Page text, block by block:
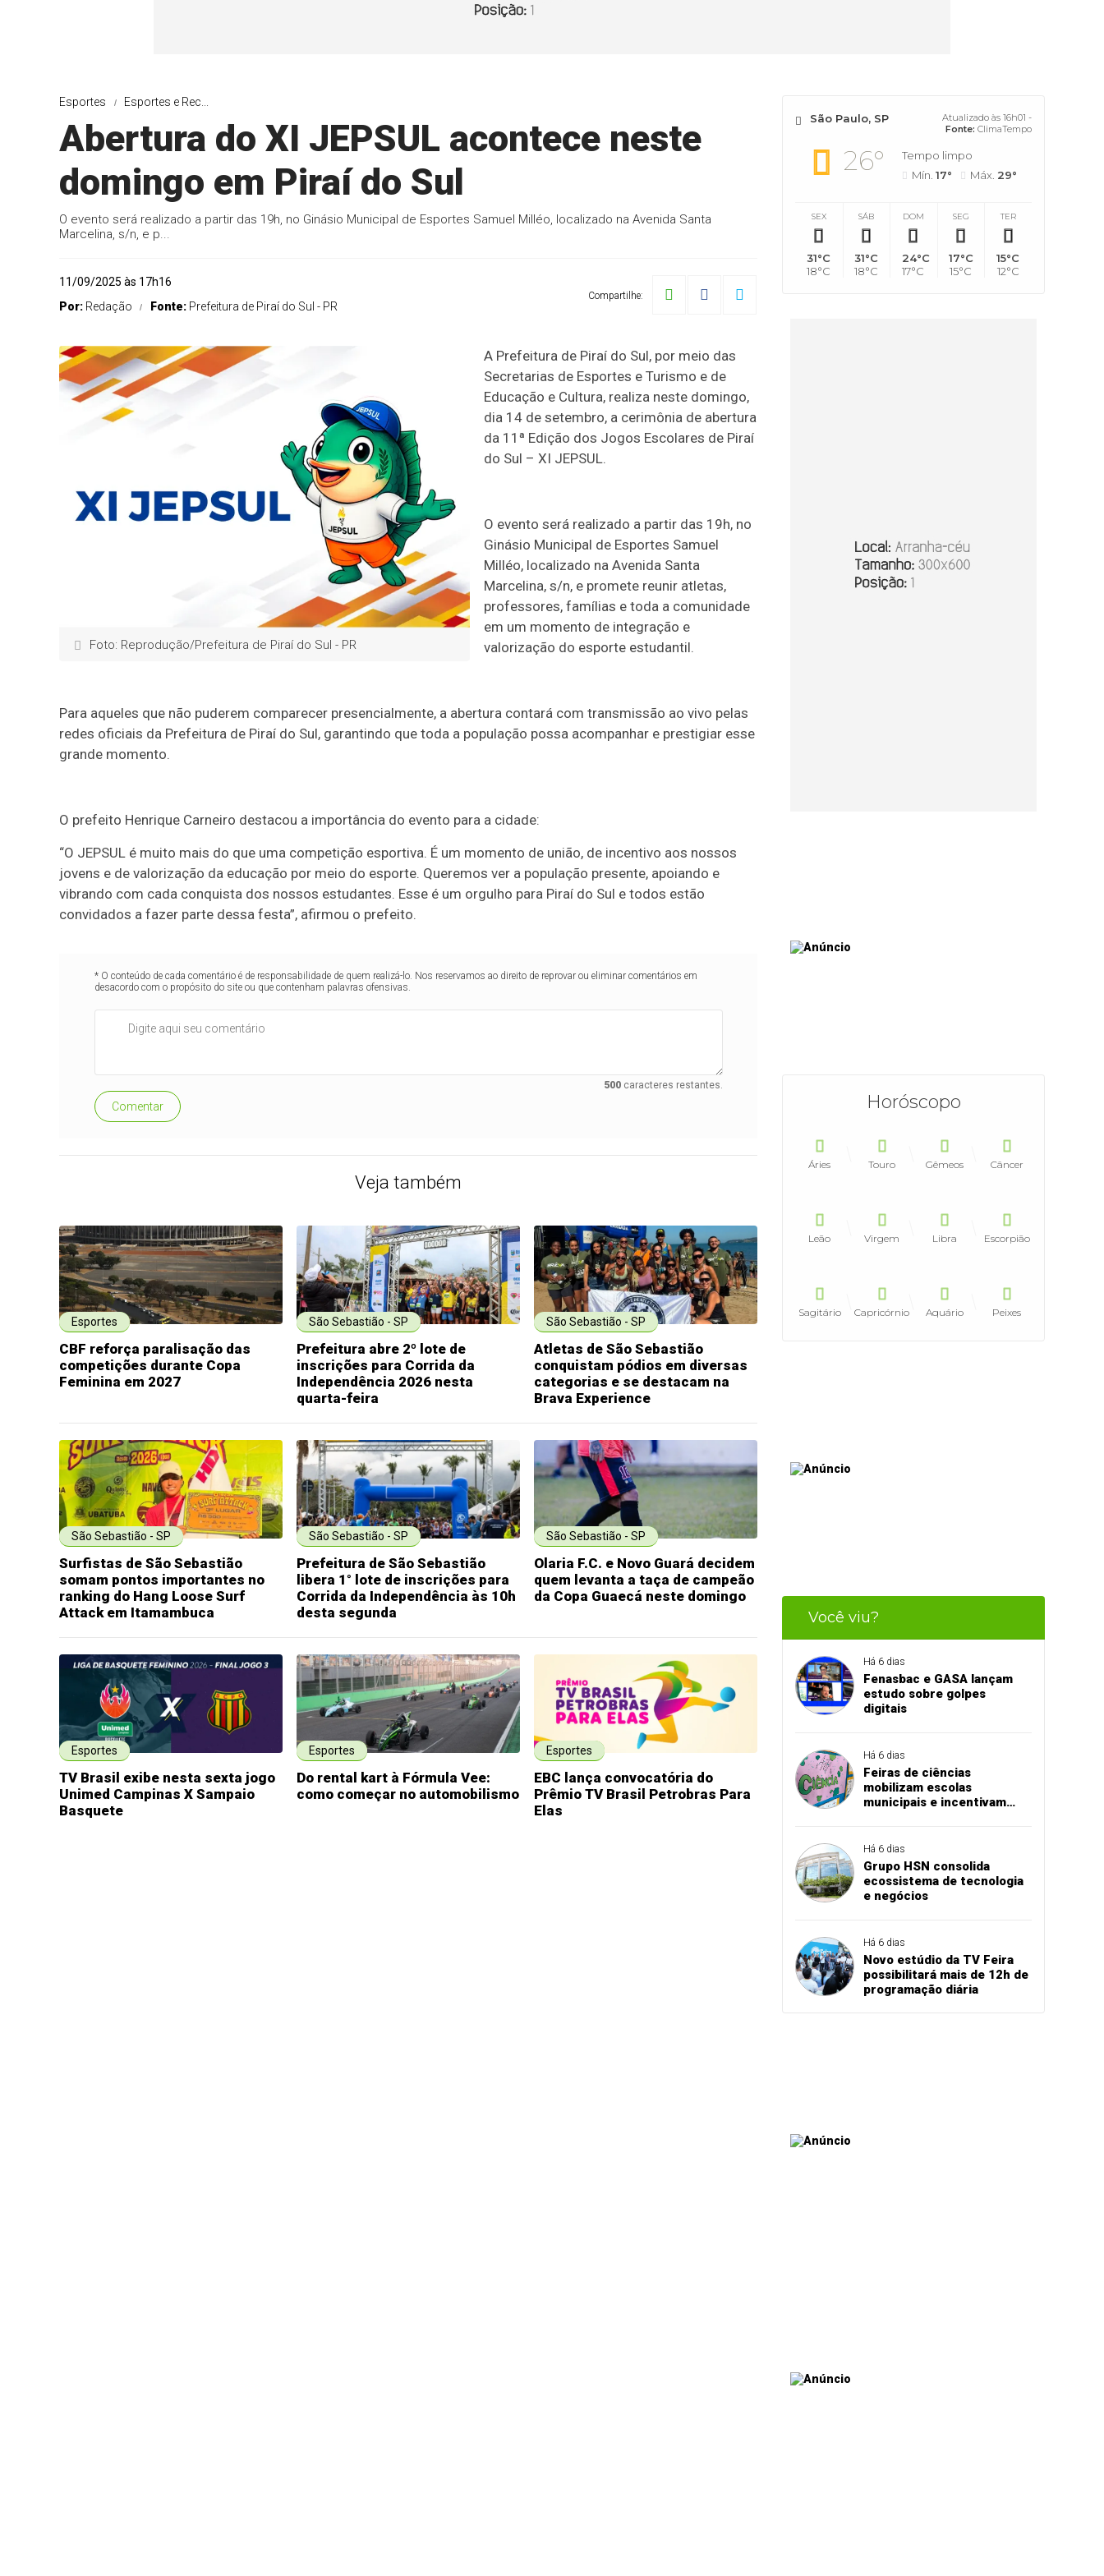
Esportes Esportes e Rec...
Abertura do XI JEPSUL acontece neste
domingo em Piraí do Sul
O evento será realizado a partir das 19h, no Ginásio Municipal de Esportes Samuel Milléo, localizado na Avenida Santa
Marcelina, s/n, e p...
11/09/2025 às 17h16
Por: Redação Fonte: Prefeitura de Piraí do Sul - PR
Compartilhe:
Foto: Reprodução/Prefeitura de Piraí do Sul - PR
A Prefeitura de Piraí do Sul, por meio das
Secretarias de Esportes e Turismo e de
Educação e Cultura, realiza neste domingo,
dia 14 de setembro, a cerimônia de abertura
da 11ª Edição dos Jogos Escolares de Piraí
do Sul – XI JEPSUL.
O evento será realizado a partir das 19h, no
Ginásio Municipal de Esportes Samuel
Milléo, localizado na Avenida Santa
Marcelina, s/n, e promete reunir atletas,
professores, famílias e toda a comunidade
em um momento de integração e
valorização do esporte estudantil.
Para aqueles que não puderem comparecer presencialmente, a abertura contará com transmissão ao vivo pelas
redes oficiais da Prefeitura de Piraí do Sul, garantindo que toda a população possa acompanhar e prestigiar esse
grande momento.
O prefeito Henrique Carneiro destacou a importância do evento para a cidade:
“O JEPSUL é muito mais do que uma competição esportiva. É um momento de união, de incentivo aos nossos
jovens e de valorização da educação por meio do esporte. Queremos ver a população presente, apoiando e
vibrando com cada conquista dos nossos estudantes. Esse é um orgulho para Piraí do Sul e todos estão
convidados a fazer parte dessa festa”, afirmou o prefeito.
* O conteúdo de cada comentário é de responsabilidade de quem realizá-lo. Nos reservamos ao direito de reprovar ou eliminar comentários em
desacordo com o propósito do site ou que contenham palavras ofensivas.
500caracteres restantes.
Comentar
Veja também
Esportes
CBF reforça paralisação das
competições durante Copa
Feminina em 2027
São Sebastião - SP
Prefeitura abre 2º lote de
inscrições para Corrida da
Independência 2026 nesta
quarta-feira
São Sebastião - SP
Atletas de São Sebastião
conquistam pódios em diversas
categorias e se destacam na
Brava Experience
São Sebastião - SP
Surfistas de São Sebastião
somam pontos importantes no
ranking do Hang Loose Surf
Attack em Itamambuca
São Sebastião - SP
Prefeitura de São Sebastião
libera 1° lote de inscrições para
Corrida da Independência às 10h
desta segunda
São Sebastião - SP
Olaria F.C. e Novo Guará decidem
quem levanta a taça de campeão
da Copa Guaecá neste domingo
Esportes
TV Brasil exibe nesta sexta jogo
Unimed Campinas X Sampaio
Basquete
Esportes
Do rental kart à Fórmula Vee:
como começar no automobilismo
Esportes
EBC lança convocatória do
Prêmio TV Brasil Petrobras Para
Elas
São Paulo, SP
Atualizado às 16h01 -
Fonte: ClimaTempo
26°
Tempo limpo
Mín. 17° Máx. 29°
SEX
31°C
18°C
SÁB
31°C
18°C
DOM
24°C
17°C
SEG
17°C
15°C
TER
15°C
12°C
Horóscopo
Áries Touro Gêmeos Câncer
Leão Virgem Libra Escorpião
Sagitário Capricórnio Aquário Peixes
Você viu?
Há 6 dias
Fenasbac e GASA lançam
estudo sobre golpes
digitais
Há 6 dias
Feiras de ciências
mobilizam escolas
municipais e incentivam
Há 6 dias
Grupo HSN consolida
ecossistema de tecnologia
e negócios
Há 6 dias
Novo estúdio da TV Feira
possibilitará mais de 12h de
programação diária